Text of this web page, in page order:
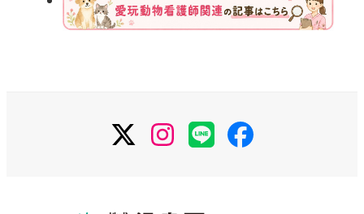
Instagram
LINE Facebook